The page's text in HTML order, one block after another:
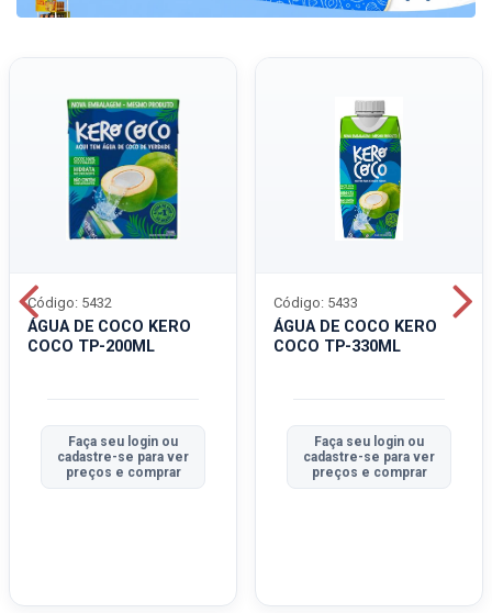
ÁGUA DE COCO KERO
COCO TP-200ML
Código: 5432
Faça seu login ou
cadastre-se para ver
preços e comprar
ÁGUA DE COCO KERO
COCO TP-330ML
Código: 5433
Faça seu login ou
cadastre-se para ver
preços e comprar